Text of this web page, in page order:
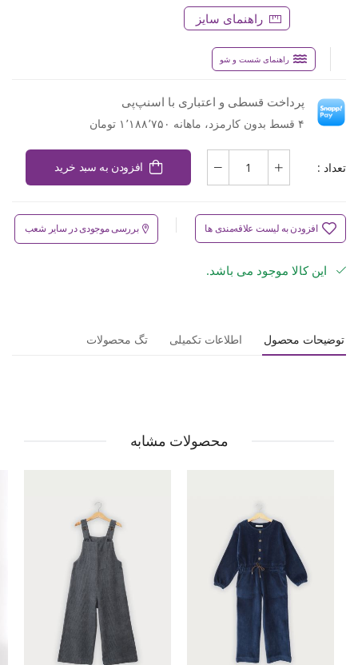
راهنمای سایز
راهنمای شست و شو
پرداخت قسطی و اعتباری با اسنپ‌پی
۴ قسط بدون کارمزد، ماهانه ۱٬۱۸۸٬۷۵۰ تومان
تعداد : افزودن به سبد خرید
افزودن به لیست علاقه‌مندی ها بررسی موجودی در سایر شعب
این کالا موجود می باشد.
توضیحات محصول اطلاعات تکمیلی تگ محصولات
محصولات مشابه